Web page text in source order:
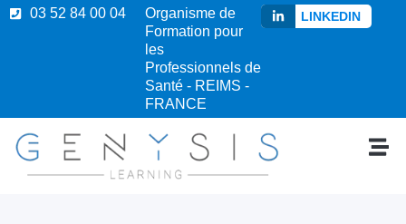
03 52 84 00 04
Organisme de
Formation pour
les
Professionnels de
Santé - REIMS -
FRANCE
LINKEDIN